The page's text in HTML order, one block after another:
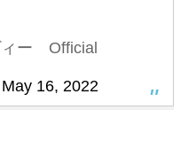
ー Official
May 16, 2022